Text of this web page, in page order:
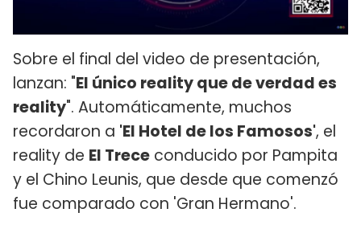
Sobre el final del video de presentación,
lanzan: "El único reality que de verdad es
reality". Automáticamente, muchos
recordaron a 'El Hotel de los Famosos', el
reality de El Trece conducido por Pampita
y el Chino Leunis, que desde que comenzó
fue comparado con 'Gran Hermano'.